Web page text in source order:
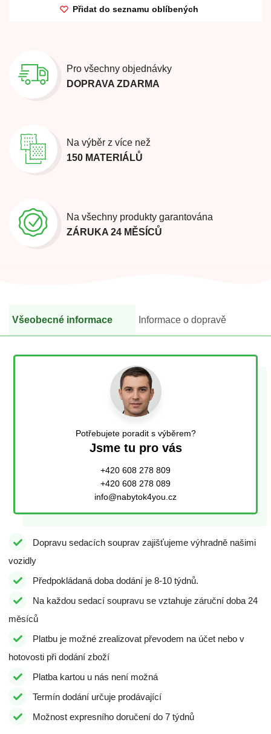
Přidat do seznamu oblíbených
Pro všechny objednávky
DOPRAVA ZDARMA
Na výběr z více než
150 MATERIÁLŮ
Na všechny produkty garantována
ZÁRUKA 24 MĚSÍCŮ
Všeobecné informace Informace o dopravě
Potřebujete poradit s výběrem?
Jsme tu pro vás
+420 608 278 809
+420 608 278 089
info@nabytok4you.cz
Dopravu sedacích souprav zajišťujeme výhradně našimi
vozidly
Předpokládaná doba dodání je 8-10 týdnů.
Na každou sedací soupravu se vztahuje záruční doba 24
měsíců
Platbu je možné zrealizovat převodem na účet nebo v
hotovosti při dodání zboží
Platba kartou u nás není možná
Termín dodání určuje prodávající
Možnost expresního doručení do 7 týdnů